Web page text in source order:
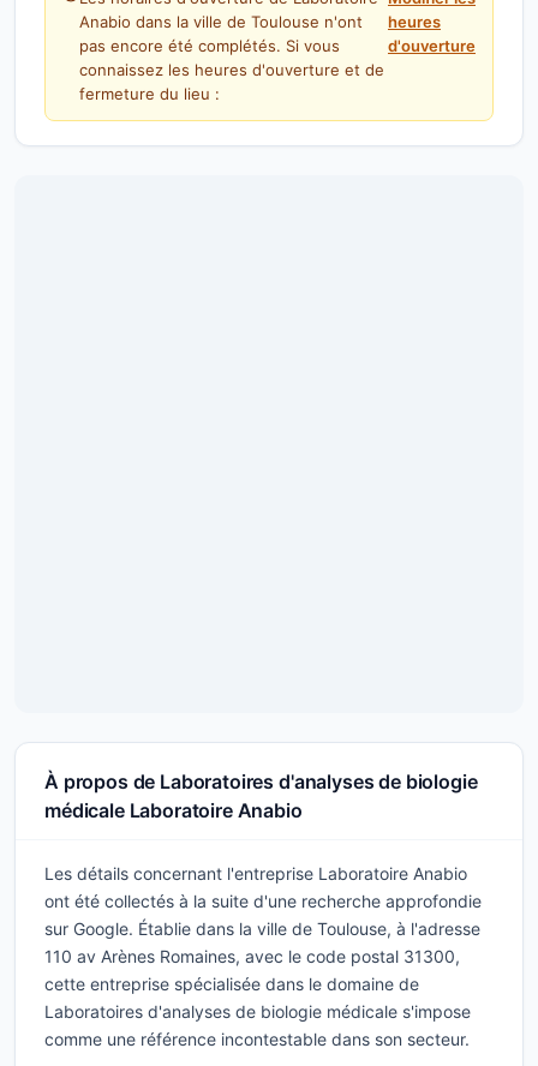
Anabio dans la ville de Toulouse n'ont
pas encore été complétés. Si vous
connaissez les heures d'ouverture et de
fermeture du lieu :
heures
d'ouverture
À propos de Laboratoires d'analyses de biologie
médicale Laboratoire Anabio
Les détails concernant l'entreprise Laboratoire Anabio
ont été collectés à la suite d'une recherche approfondie
sur Google. Établie dans la ville de Toulouse, à l'adresse
110 av Arènes Romaines, avec le code postal 31300,
cette entreprise spécialisée dans le domaine de
Laboratoires d'analyses de biologie médicale s'impose
comme une référence incontestable dans son secteur.